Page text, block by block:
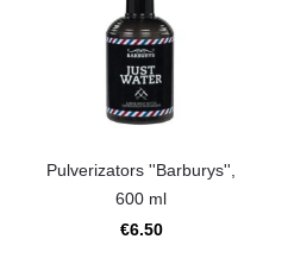
Pulverizators ''Barburys'',
600 ml
€6.50